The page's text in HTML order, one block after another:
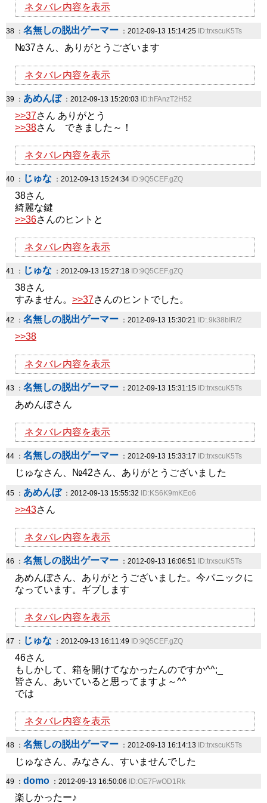
ネタバレ内容を表示
38 ： 名無しの脱出ゲーマー ：2012-09-13 15:14:25 ID:trxscuK5Ts
№37さん、ありがとうございます
ネタバレ内容を表示
39 ： あめんぼ ：2012-09-13 15:20:03 ID:hFAnzT2H52
>>37さん ありがとう
>>38さん できました～！
ネタバレ内容を表示
40 ： じゅな ：2012-09-13 15:24:34 ID:9Q5CEF.gZQ
38さん
綺麗な鍵
>>36さんのヒントと
ネタバレ内容を表示
41 ： じゅな ：2012-09-13 15:27:18 ID:9Q5CEF.gZQ
38さん
すみません。 >>37さんのヒントでした。
42 ： 名無しの脱出ゲーマー ：2012-09-13 15:30:21 ID:.9k38bIR/2
>>38
ネタバレ内容を表示
43 ： 名無しの脱出ゲーマー ：2012-09-13 15:31:15 ID:trxscuK5Ts
あめんぼさん
ネタバレ内容を表示
44 ： 名無しの脱出ゲーマー ：2012-09-13 15:33:17 ID:trxscuK5Ts
じゅなさん、№42さん、ありがとうございました
45 ： あめんぼ ：2012-09-13 15:55:32 ID:KS6K9mKEo6
>>43さん
ネタバレ内容を表示
46 ： 名無しの脱出ゲーマー ：2012-09-13 16:06:51 ID:trxscuK5Ts
あめんぼさん、ありがとうございました。今パニックに
なっています。ギブします
ネタバレ内容を表示
47 ： じゅな ：2012-09-13 16:11:49 ID:9Q5CEF.gZQ
46さん
もしかして、箱を開けてなかったんのですか^^;_
皆さん、あいていると思ってますよ～^^
では
ネタバレ内容を表示
48 ： 名無しの脱出ゲーマー ：2012-09-13 16:14:13 ID:trxscuK5Ts
じゅなさん、みなさん、すいませんでした
49 ： domo ：2012-09-13 16:50:06 ID:OE7FwOD1Rk
楽しかったー♪